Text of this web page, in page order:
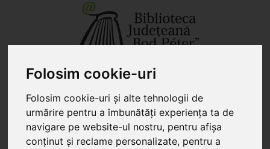
Folosim cookie-uri
Folosim cookie-uri și alte tehnologii de
urmărire pentru a îmbunătăți experiența ta de
navigare pe website-ul nostru, pentru afișa
conținut și reclame personalizate, pentru a
+40 267 351 609 - secretariat
+40 267 312 133 - împrumut
CONT DE CITITOR
EN